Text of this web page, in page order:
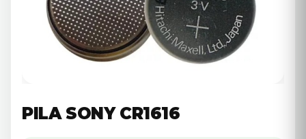
PILA SONY CR1616